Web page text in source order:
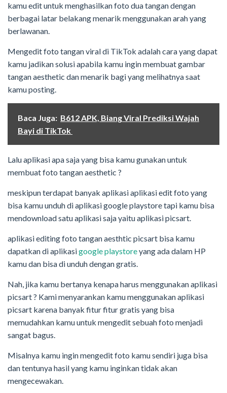
kamu edit untuk menghasilkan foto dua tangan dengan
berbagai latar belakang menarik menggunakan arah yang
berlawanan.
Mengedit foto tangan viral di TikTok adalah cara yang dapat
kamu jadikan solusi apabila kamu ingin membuat gambar
tangan aesthetic dan menarik bagi yang melihatnya saat
kamu posting.
Baca Juga: B612 APK, Biang Viral Prediksi Wajah
Bayi di TikTok
Lalu aplikasi apa saja yang bisa kamu gunakan untuk
membuat foto tangan aesthetic ?
meskipun terdapat banyak aplikasi aplikasi edit foto yang
bisa kamu unduh di aplikasi google playstore tapi kamu bisa
mendownload satu aplikasi saja yaitu aplikasi picsart.
aplikasi editing foto tangan aesthtic picsart bisa kamu
dapatkan di aplikasigoogle playstoreyang ada dalam HP
kamu dan bisa di unduh dengan gratis.
Nah, jika kamu bertanya kenapa harus menggunakan aplikasi
picsart ? Kami menyarankan kamu menggunakan aplikasi
picsart karena banyak fitur fitur gratis yang bisa
memudahkan kamu untuk mengedit sebuah foto menjadi
sangat bagus.
Misalnya kamu ingin mengedit foto kamu sendiri juga bisa
dan tentunya hasil yang kamu inginkan tidak akan
mengecewakan.